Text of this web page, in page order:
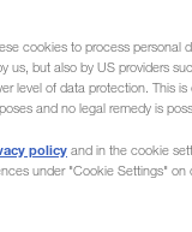
cookies to process
us, but also by US providers
level of data protection. This
and no legal remedy is
policy and in the cookie
under "Cookie Settings" on